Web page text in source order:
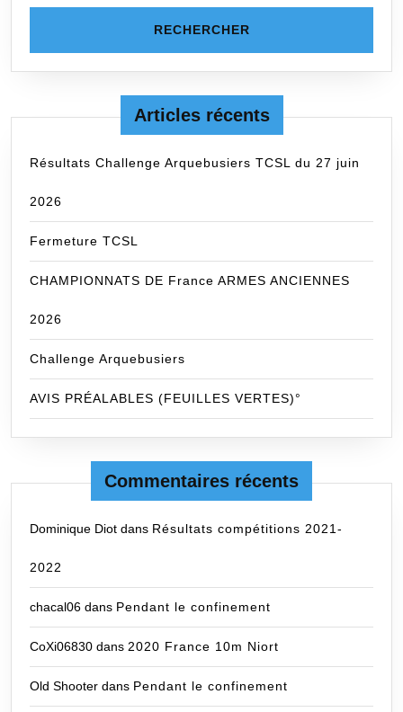
Articles récents
Résultats Challenge Arquebusiers TCSL du 27 juin
2026
Fermeture TCSL
CHAMPIONNATS DE France ARMES ANCIENNES
2026
Challenge Arquebusiers
AVIS PRÉALABLES (FEUILLES VERTES)°
Commentaires récents
Dominique Diot dans Résultats compétitions 2021-
2022
chacal06 dans Pendant le confinement
CoXi06830 dans 2020 France 10m Niort
Old Shooter dans Pendant le confinement